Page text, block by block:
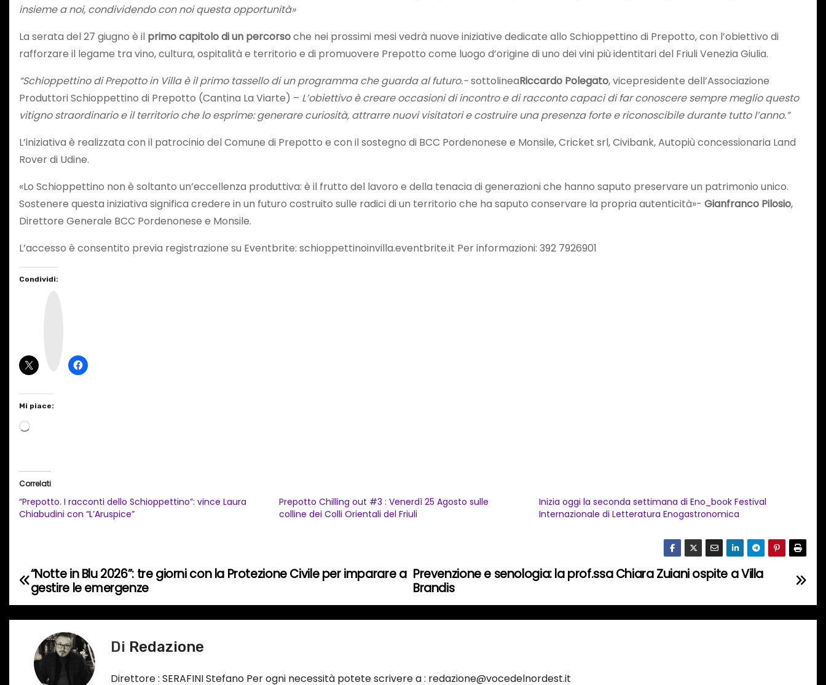
insieme a noi, condividendo con noi questa opportunità»
La serata del 27 giugno è il primo capitolo di un percorsoche nei prossimi mesi vedrà nuove iniziative dedicate allo Schioppettino di Prepotto, con l’obiettivo di
rafforzare il legame tra vino, cultura, ospitalità e territorio e di promuovere Prepotto come luogo d’origine di uno dei vini più identitari del Friuli Venezia Giulia.
“Schioppettino di Prepotto in Villa è il primo tassello di un programma che guarda al futuro.-sottolineaRiccardo Polegato, vicepresidente dell’Associazione
Produttori Schioppettino di Prepotto (Cantina La Viarte) – L’obiettivo è creare occasioni di incontro e di racconto capaci di far conoscere sempre meglio questo
vitigno straordinario e il territorio che lo esprime: generare curiosità, attrarre nuovi visitatori e costruire una presenza forte e riconoscibile durante tutto l’anno.”
L’iniziativa è realizzata con il patrocinio del Comune di Prepotto e con il sostegno di BCC Pordenonese e Monsile, Cricket srl, Civibank, Autopiù concessionaria Land
Rover di Udine.
«Lo Schioppettino non è soltanto un’eccellenza produttiva: è il frutto del lavoro e della tenacia di generazioni che hanno saputo preservare un patrimonio unico.
Sostenere questa iniziativa significa credere in un futuro costruito sulle radici di un territorio che ha saputo conservare la propria autenticità»- Gianfranco Pilosio,
Direttore Generale BCC Pordenonese e Monsile.
L’accesso è consentito previa registrazione su Eventbrite: schioppettinoinvilla.eventbrite.it Per informazioni: 392 7926901
Condividi:
Mi piace:
C
a
o
c
o
Correlati
“Prepotto. I racconti dello Schioppettino”: vince Laura
Chiabudini con “L’Aruspice”
Prepotto Chilling out #3 : Venerdì 25 Agosto sulle
colline dei Colli Orientali del Friuli
Inizia oggi la seconda settimana di Eno_book Festival
Internazionale di Letteratura Enogastronomica
N
a
Prevenzione e senologia: la prof.ssa Chiara Zuiani ospite a Villa
Brandis
“Notte in Blu 2026”: tre giorni con la Protezione Civile per imparare a
gestire le emergenze
Di Redazione
Direttore : SERAFINI Stefano Per ogni necessità potete scrivere a : redazione@vocedelnordest.it